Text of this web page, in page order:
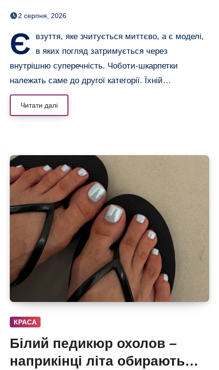
хочеться роздивлятися
2 серпня, 2026
Є
взуття, яке зчитується миттєво, а є моделі,
в яких погляд затримується через
внутрішню суперечність. Чоботи-шкарпетки
належать саме до другої категорії. Їхній…
Читати далі
КРАСА
Білий педикюр охолов –
наприкінці літа обирають